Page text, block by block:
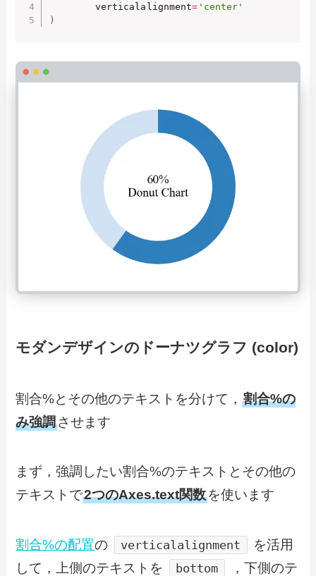
        verticalalignment
= 'center'
)
モダンデザインのドーナツグラフ (color)
割合%とその他のテキストを分けて，割合%の
み強調させます
まず，強調したい割合%のテキストとその他の
テキストで2つのAxes.text関数を使います
割合%の配置の verticalalignment
を活用
して，上側のテキストを
bottom
，下側のテ